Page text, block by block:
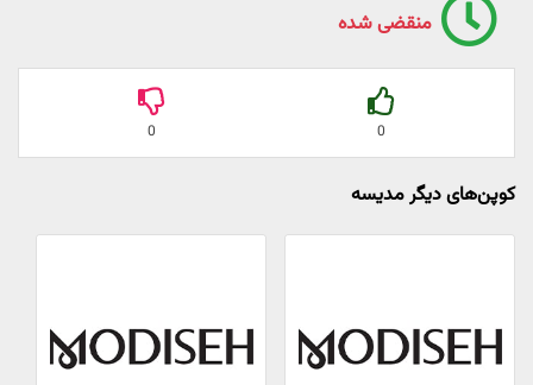
منقضی شده
0
0
کوپن‌های دیگر مدیسه